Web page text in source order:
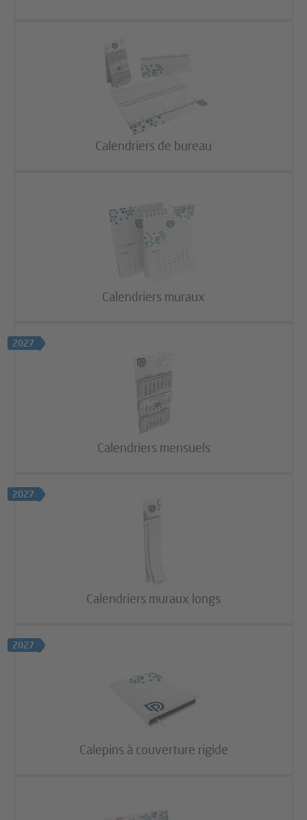
Calendriers de bureau
Calendriers muraux
2027
Calendriers mensuels
2027
Calendriers muraux longs
2027
Calepins à couverture rigide